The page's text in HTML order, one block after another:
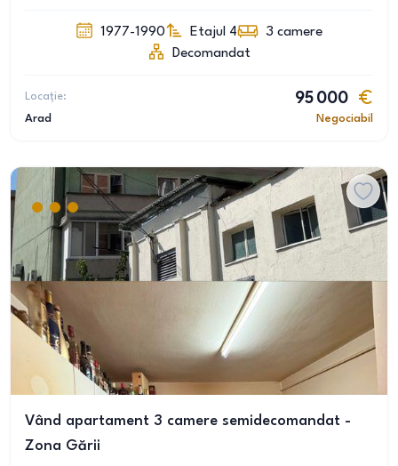
1977-1990 Etajul 4 3 camere
Decomandat
Locație:
Arad
95 000
Negociabil
Vând apartament 3 camere semidecomandat -
Zona Gării